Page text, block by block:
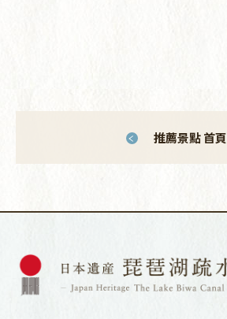
推薦景點 首頁